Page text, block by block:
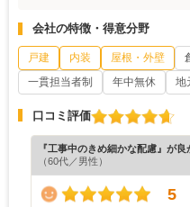
会社の特徴・得意分野
戸建 内装 屋根・外壁
一貫担当者制
年中無休 地
口コミ評価
『工事中のきめ細かな配慮』が良
（60代／男性）
5